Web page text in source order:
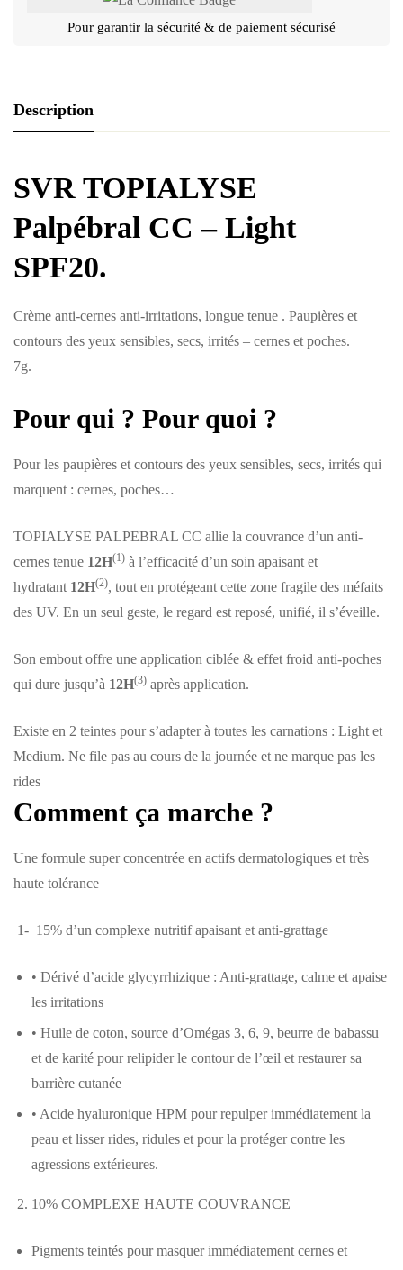
Pour garantir la sécurité & de paiement sécurisé
Description
SVR TOPIALYSE
Palpébral CC – Light
SPF20.
Crème anti-cernes anti-irritations, longue tenue . Paupières et
contours des yeux sensibles, secs, irrités – cernes et poches.
7g.
Pour qui ? Pour quoi ?
Pour les paupières et contours des yeux sensibles, secs, irrités qui
marquent : cernes, poches…
TOPIALYSE PALPEBRAL CC allie la couvrance d’un anti-
cernes tenue 12H(1) à l’efficacité d’un soin apaisant et
hydratant 12H(2), tout en protégeant cette zone fragile des méfaits
des UV. En un seul geste, le regard est reposé, unifié, il s’éveille.
Son embout offre une application ciblée & effet froid anti-poches
qui dure jusqu’à 12H(3) après application.
Existe en 2 teintes pour s’adapter à toutes les carnations : Light et
Medium. Ne file pas au cours de la journée et ne marque pas les
rides
Comment ça marche ?
Une formule super concentrée en actifs dermatologiques et très
haute tolérance
1- 15% d’un complexe nutritif apaisant et anti-grattage
• Dérivé d’acide glycyrrhizique : Anti-grattage, calme et apaise
les irritations
• Huile de coton, source d’Omégas 3, 6, 9, beurre de babassu
et de karité pour relipider le contour de l’œil et restaurer sa
barrière cutanée
• Acide hyaluronique HPM pour repulper immédiatement la
peau et lisser rides, ridules et pour la protéger contre les
agressions extérieures.
2. 10% COMPLEXE HAUTE COUVRANCE
Pigments teintés pour masquer immédiatement cernes et